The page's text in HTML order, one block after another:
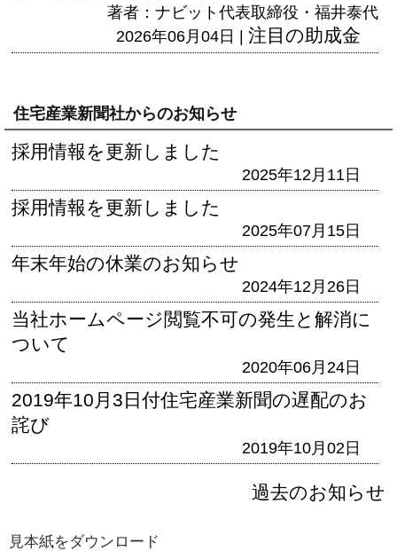
著者：ナビット代表取締役・福井泰代
2026年06月04日 | 注目の助成金
住宅産業新聞社からのお知らせ
採用情報を更新しました
2025年12月11日
採用情報を更新しました
2025年07月15日
年末年始の休業のお知らせ
2024年12月26日
当社ホームページ閲覧不可の発生と解消に
ついて
2020年06月24日
2019年10月3日付住宅産業新聞の遅配のお
詫び
2019年10月02日
過去のお知らせ
見本紙をダウンロード